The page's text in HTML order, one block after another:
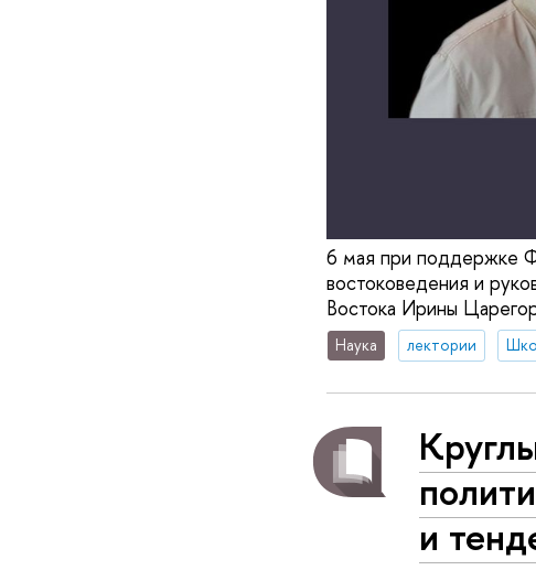
6 мая при поддержке
востоковедения и
Востока Ирины
Наука лектории
и